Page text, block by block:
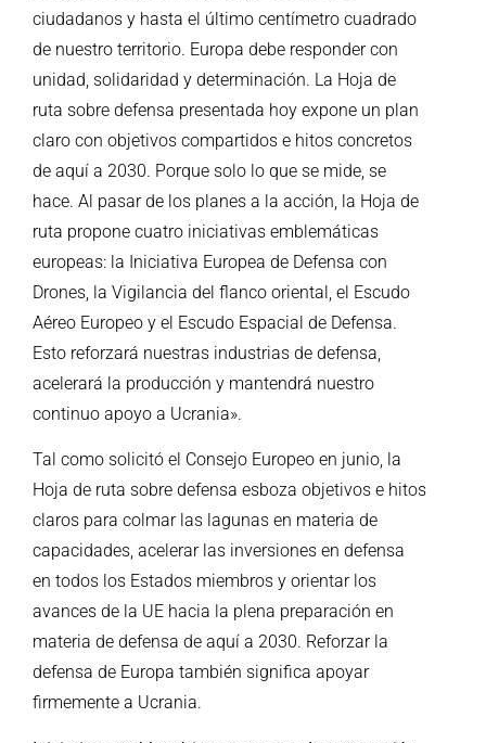
ciudadanos y hasta el último centímetro cuadrado
de nuestro territorio. Europa debe responder con
unidad, solidaridad y determinación. La Hoja de
ruta sobre defensa presentada hoy expone un plan
claro con objetivos compartidos e hitos concretos
de aquí a 2030. Porque solo lo que se mide, se
hace. Al pasar de los planes a la acción, la Hoja de
ruta propone cuatro iniciativas emblemáticas
europeas: la Iniciativa Europea de Defensa con
Drones, la Vigilancia del flanco oriental, el Escudo
Aéreo Europeo y el Escudo Espacial de Defensa.
Esto reforzará nuestras industrias de defensa,
acelerará la producción y mantendrá nuestro
continuo apoyo a Ucrania».
Tal como solicitó el Consejo Europeo en junio, la
Hoja de ruta sobre defensa esboza objetivos e hitos
claros para colmar las lagunas en materia de
capacidades, acelerar las inversiones en defensa
en todos los Estados miembros y orientar los
avances de la UE hacia la plena preparación en
materia de defensa de aquí a 2030. Reforzar la
defensa de Europa también significa apoyar
firmemente a Ucrania.